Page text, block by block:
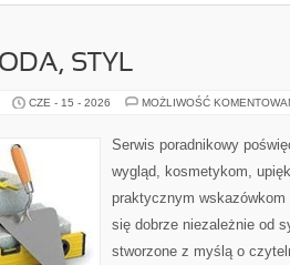
STYL
CZE - 15 - 2026 MOŻLIWOŚĆ
Serwis poradnikowy
wygląd, kosmetykom,
praktycznym
się dobrze niezależnie od
stworzone z myślą o